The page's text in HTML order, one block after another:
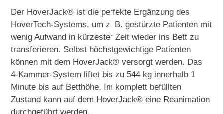
Der HoverJack® ist die perfekte Ergänzung des
HoverTech-Systems, um z. B. gestürzte Patienten mit
wenig Aufwand in kürzester Zeit wieder ins Bett zu
transferieren. Selbst höchstgewichtige Patienten
können mit dem HoverJack® versorgt werden. Das
4-Kammer-System liftet bis zu 544 kg innerhalb 1
Minute bis auf Betthöhe. Im komplett befüllten
Zustand kann auf dem HoverJack® eine Reanimation
durchgeführt werden.